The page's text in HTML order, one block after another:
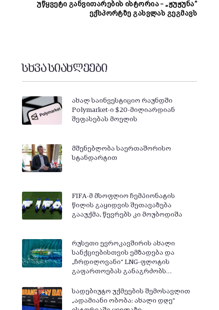
უწყვეტი განვითარების ისტორია – „ჟუჟუნა“
ექსპორტზე გასვლას გეგმავს
სხვა სიახლეები
ახალ საინვესტიციო რაუნდში
Polymarket-ი $20-მილიარდიან
შეფასებას მოელის
მშენებლობა საერთაშორისო
სტანდარტით
FIFA-მ მსოფლიო ჩემპიონატის
წილის გაყიდვის შეთავაზება
გააუქმა, წევრებს კი მოუბოდიშა
რუსეთი ევროკავშირის ახალი
სანქციებისთვის ემზადება და
„ჩრდილოვანი“ LNG-ფლოტის
გაფართოებას განაგრძობს…
სადებიუტო უქმეების შემოსავლით
„ადამიანი ობობა: ახალი დღე“